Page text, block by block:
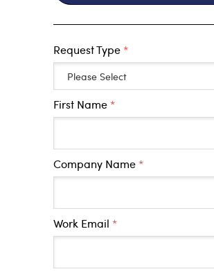
Request Type*
First Name*
Company Name*
Work Email*